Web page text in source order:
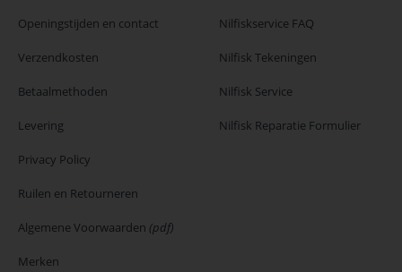
Openingstijden en contact
Verzendkosten
Betaalmethoden
Levering
Privacy Policy
Ruilen en Retourneren
Algemene Voorwaarden (pdf)
Merken
Nilfiskservice FAQ
Nilfisk Tekeningen
Nilfisk Service
Nilfisk Reparatie Formulier